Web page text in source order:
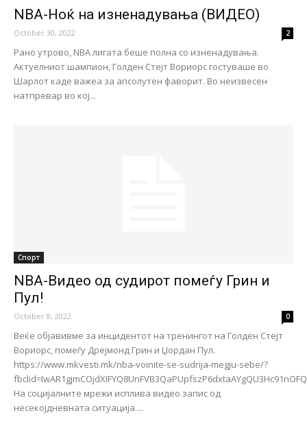
NBA-Ноќ на изненадувања (ВИДЕО)
October 30, 2022 2
Рано утрово, NBA лигата беше полна со изненадувања.
Актуелниот шампион, Голден Стејт Вориорс гостуваше во
Шарлот каде важеа за апсолутен фаворит. Во неизвесен
натпревар во кој...
Спорт
NBA-Видео од судирот помеѓу Грин и
Пул!
October 8, 2022 0
Веќе објавивме за инцидентот на тренингот на Голден Стејт
Вориорс, помеѓу Дрејмонд Грин и Џордан Пул.
https://www.mkvesti.mk/nba-voinite-se-sudrija-megju-sebe/?
На социјалните мрежи исплива видео запис од
несекојдневната ситуација....